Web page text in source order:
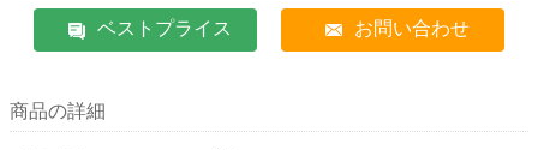
ベストプライス お問い合わせ
商品の詳細